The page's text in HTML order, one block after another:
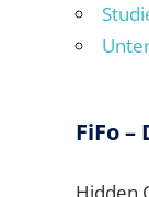
FiFo
Hidden